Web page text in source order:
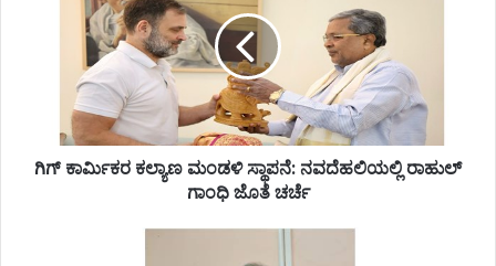
ನವದೆಹಲಿಯಲ್ಲಿ
ಚರ್ಚೆಗಿಗ್ ಕಾರ್ಮಿಕರ ಕಲ್ಯಾಣ ಮಂಡಳಿ ಸ್ಥಾಪನೆ: ನವದೆಹಲಿಯಲ್ಲಿ ರಾಹುಲ್‌
ಗಾಂಧಿ ಜೊತೆ ಚರ್ಚೆ